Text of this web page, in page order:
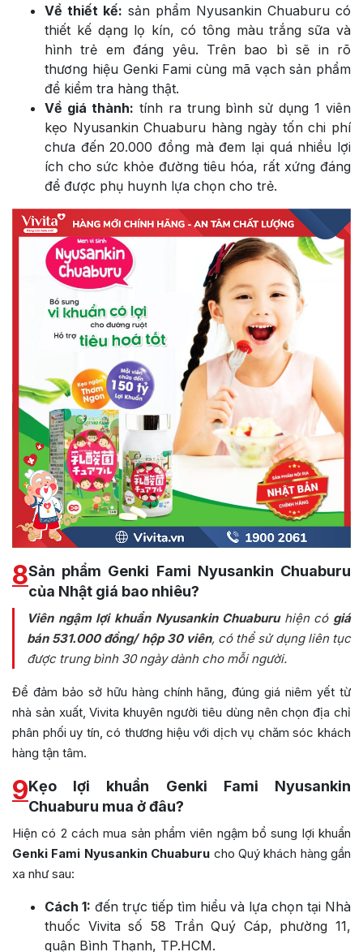
Về thiết kế: sản phẩm Nyusankin Chuaburu có
thiết kế dạng lọ kín, có tông màu trắng sữa và
hình trẻ em đáng yêu. Trên bao bì sẽ in rõ
thương hiệu Genki Fami cùng mã vạch sản phẩm
để kiểm tra hàng thật.
Về giá thành: tính ra trung bình sử dụng 1 viên
kẹo Nyusankin Chuaburu hàng ngày tốn chi phí
chưa đến 20.000 đồng mà đem lại quá nhiều lợi
ích cho sức khỏe đường tiêu hóa, rất xứng đáng
để được phụ huynh lựa chọn cho trẻ.
8Sản phẩm Genki Fami Nyusankin Chuaburu
của Nhật giá bao nhiêu?
Viên ngậm lợi khuẩn Nyusankin Chuaburuhiện có giá
bán 531.000 đồng/ hộp 30 viên, có thể sử dụng liên tục
được trung bình 30 ngày dành cho mỗi người.
Để đảm bảo sở hữu hàng chính hãng, đúng giá niêm yết từ
nhà sản xuất, Vivita khuyên người tiêu dùng nên chọn địa chỉ
phân phối uy tín, có thương hiệu với dịch vụ chăm sóc khách
hàng tận tâm.
9Kẹo lợi khuẩn Genki Fami Nyusankin
Chuaburu mua ở đâu?
Hiện có 2 cách mua sản phẩm viên ngậm bổ sung lợi khuẩn
Genki Fami Nyusankin Chuaburu cho Quý khách hàng gần
xa như sau:
Cách 1: đến trực tiếp tìm hiểu và lựa chọn tại Nhà
thuốc Vivita số 58 Trần Quý Cáp, phường 11,
quận Bình Thạnh, TP.HCM.